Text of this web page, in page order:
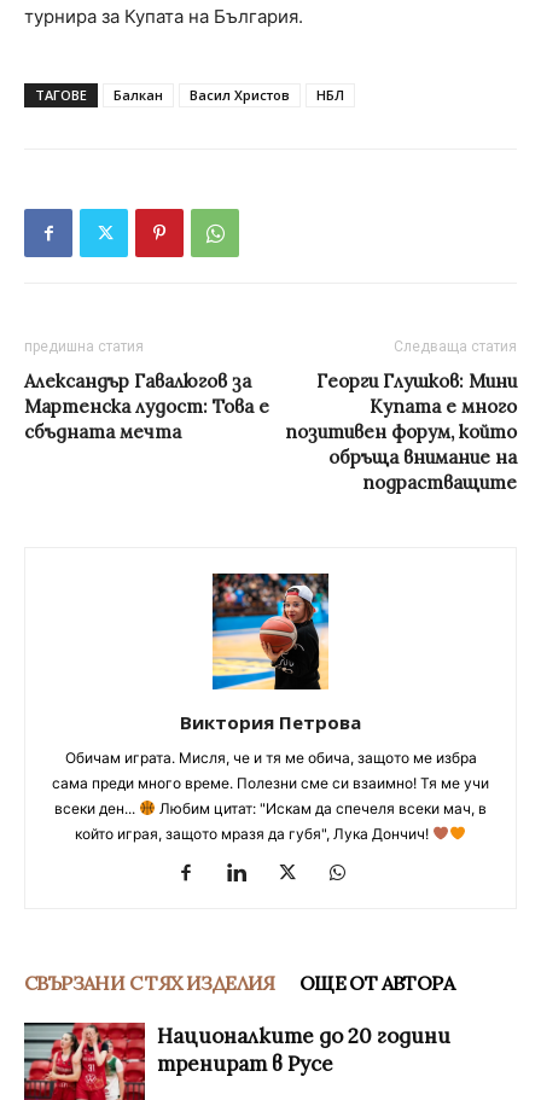
турнира за Купата на България.
ТАГОВЕ Балкан Васил Христов НБЛ
предишна статия
Александър Гавалюгов за
Мартенска лудост: Това е
сбъдната мечта
Следваща статия
Георги Глушков: Мини
Купата е много
позитивен форум, който
обръща внимание на
подрастващите
Виктория Петрова
Обичам играта. Мисля, че и тя ме обича, защото ме избра
сама преди много време. Полезни сме си взаимно! Тя ме учи
всеки ден...
Любим цитат: "Искам да спечеля всеки мач, в
който играя, защото мразя да губя", Лука Дончич!
СВЪРЗАНИ С ТЯХ ИЗДЕЛИЯ ОЩЕ ОТ АВТОРА
Националките до 20 години
тренират в Русе